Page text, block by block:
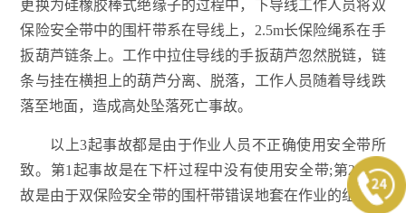
更换为硅橡胶棒式绝缘子的过程中，下导线工作人员将双
保险安全带中的围杆带系在导线上，2.5m长保险绳系在手
扳葫芦链条上。工作中拉住导线的手扳葫芦忽然脱链，链
条与挂在横担上的葫芦分离、脱落，工作人员随着导线跌
落至地面，造成高处坠落死亡事故。
以上3起事故都是由于作业人员不正确使用安全带所
致。第1起事故是在下杆过程中没有使用安全带;第2起事
故是由于双保险安全带的围杆带错误地套在作业的组三滑